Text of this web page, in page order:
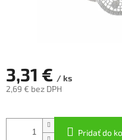
3,31 € / ks
2,69 € bez DPH
cena:
Pridať do